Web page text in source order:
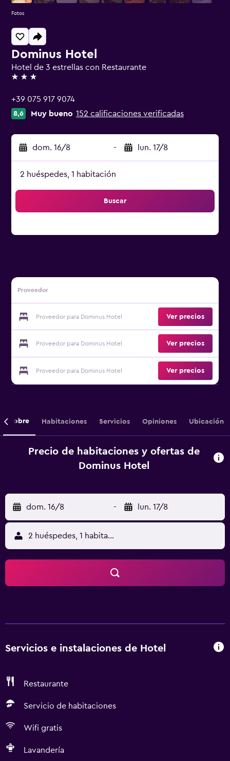
Dominus Hotel
Hotel de 3 estrellas con Restaurante
3 estrellas
+39 075 917 9074
8,6 Muy bueno 152 calificaciones verificadas
dom. 16/8 - lun. 17/8
2 huéspedes, 1 habitación
Buscar
Proveedor
Proveedor para Dominus Hotel Ver precios
Proveedor para Dominus Hotel Ver precios
Proveedor para Dominus Hotel Ver precios
Fotos
Sobre Habitaciones Servicios Opiniones Ubicación
Precio de habitaciones y ofertas de
Dominus Hotel
dom. 16/8 - lun. 17/8
2 huéspedes, 1 habitación
Servicios e instalaciones de Hotel
Restaurante
Servicio de habitaciones
Wifi gratis
Lavandería